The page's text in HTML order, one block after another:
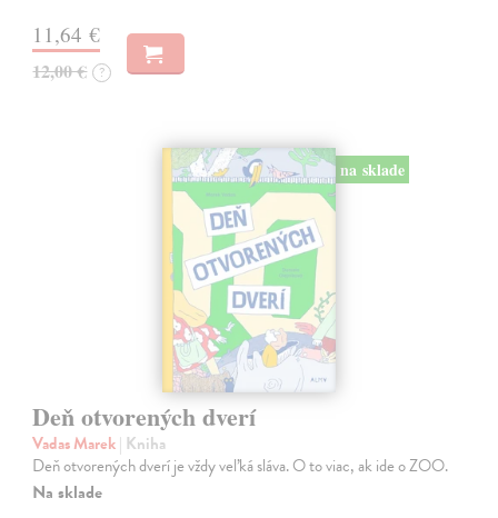
11,64 €
12,00 € ?
na sklade
Deň otvorených dverí
Vadas Marek| Kniha
Deň otvorených dverí je vždy veľká sláva. O to viac, ak ide o ZOO.
Na sklade